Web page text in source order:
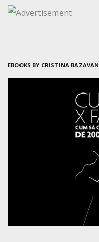
EBOOKS BY CRISTINA BAZAVAN